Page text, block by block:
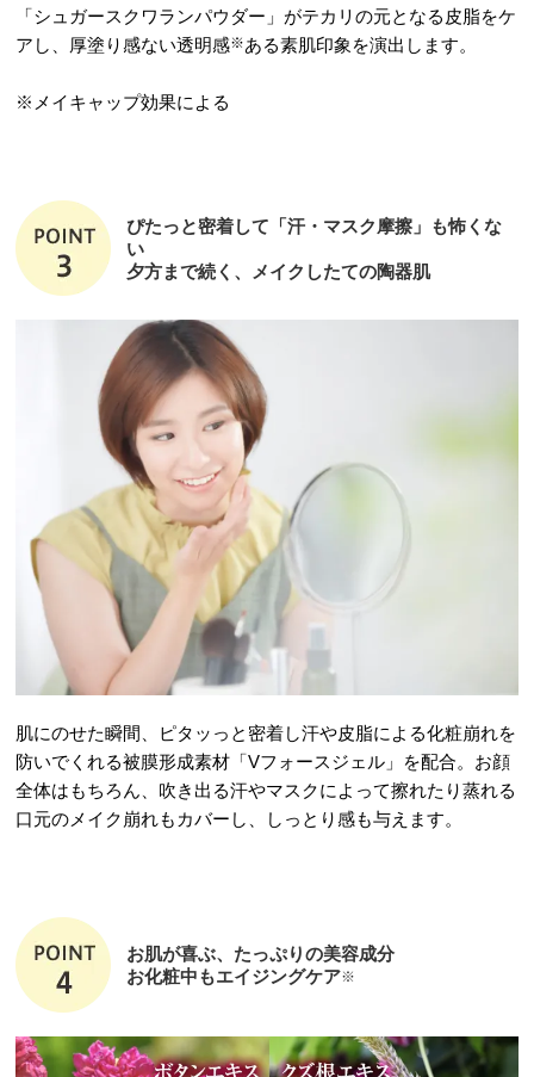
「シュガースクワランパウダー」がテカリの元となる皮脂をケ
アし、厚塗り感ない透明感※ある素肌印象を演出します。
※メイキャップ効果による
ぴたっと密着して「汗・マスク摩擦」も怖くな
い
夕方まで続く、メイクしたての陶器肌
肌にのせた瞬間、ピタッっと密着し汗や皮脂による化粧崩れを
防いでくれる被膜形成素材「Vフォースジェル」を配合。お顔
全体はもちろん、吹き出る汗やマスクによって擦れたり蒸れる
口元のメイク崩れもカバーし、しっとり感も与えます。
お肌が喜ぶ、たっぷりの美容成分
お化粧中もエイジングケア※